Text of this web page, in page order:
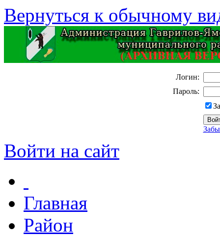
Вернуться к обычному
Логин:
Пароль:
Войти на сайт
Главная
Район